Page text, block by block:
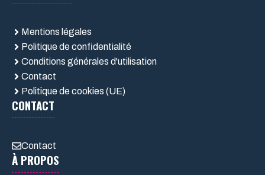
Mentions légales
Politique de confidentialité
Conditions générales d'utilisation
Contact
Politique de cookies (UE)
CONTACT
Contact
À PROPOS